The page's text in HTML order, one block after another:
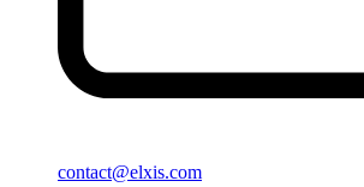
contact@elxis.com